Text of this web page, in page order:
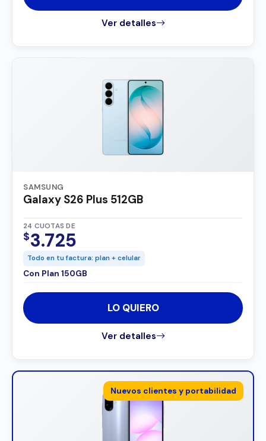
Ver detalles
SAMSUNG
Galaxy S26 Plus 512GB
24 CUOTAS DE
$3.725
Todo en tu factura: plan + celular
Con Plan 150GB
LO QUIERO
Ver detalles
Nuevos clientes y portabilidad